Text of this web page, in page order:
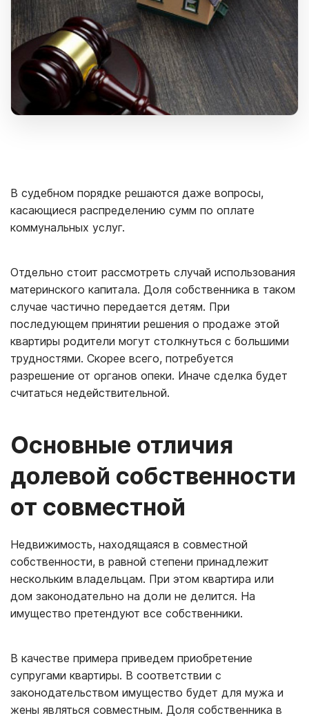
В судебном порядке решаются даже вопросы,
касающиеся распределению сумм по оплате
коммунальных услуг.
Отдельно стоит рассмотреть случай использования
материнского капитала. Доля собственника в таком
случае частично передается детям. При
последующем принятии решения о продаже этой
квартиры родители могут столкнуться с большими
трудностями. Скорее всего, потребуется
разрешение от органов опеки. Иначе сделка будет
считаться недействительной.
Основные отличия
долевой собственности
от совместной
Недвижимость, находящаяся в совместной
собственности, в равной степени принадлежит
нескольким владельцам. При этом квартира или
дом законодательно на доли не делится. На
имущество претендуют все собственники.
В качестве примера приведем приобретение
супругами квартиры. В соответствии с
законодательством имущество будет для мужа и
жены являться совместным. Доля собственника в